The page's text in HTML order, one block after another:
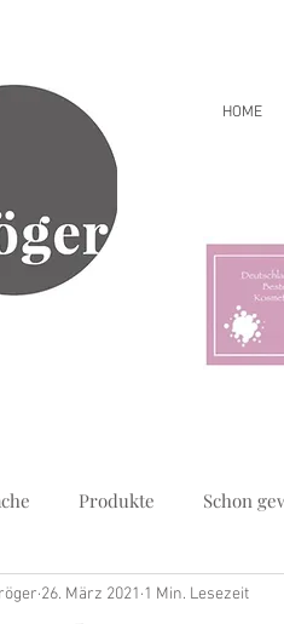
HOME
Produkte Schon
26. März 2021 1 Min. Lesezeit